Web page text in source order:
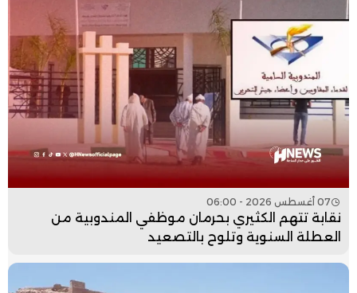
07 أغسطس 2026 - 06:00
نقابة تتهم الكثيري بحرمان موظفي المندوبية من
العطلة السنوية وتلوح بالتصعيد